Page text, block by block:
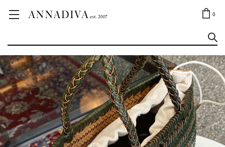
0
ANNA JEWELRY